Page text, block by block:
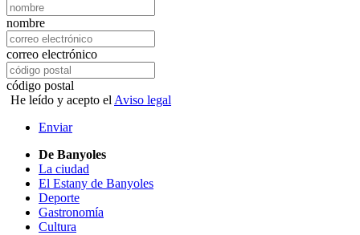
nombre
correo electrónico
código postal
He leído y acepto el Aviso legal
Enviar
De Banyoles
La ciudad
El Estany de Banyoles
Deporte
Gastronomía
Cultura